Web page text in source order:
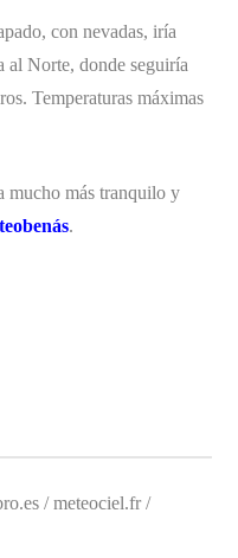
con nevadas, iría
al Norte, donde seguiría
Temperaturas máximas
mucho más tranquilo y
.
/ meteociel.fr /